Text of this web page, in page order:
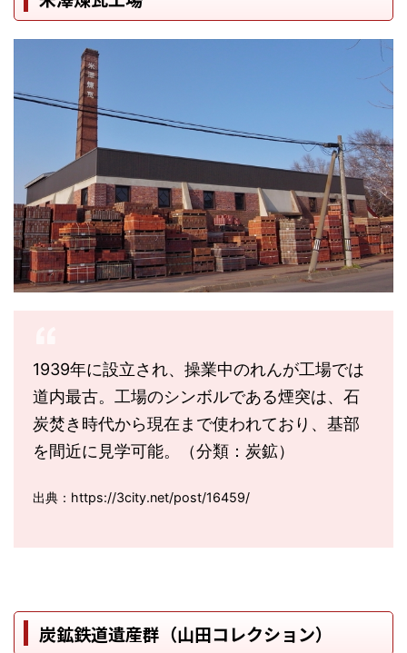
1939年に設立され、操業中のれんが工場では
道内最古。工場のシンボルである煙突は、石
炭焚き時代から現在まで使われており、基部
を間近に見学可能。（分類：炭鉱）
出典：https://3city.net/post/16459/
炭鉱鉄道遺産群（山田コレクション）